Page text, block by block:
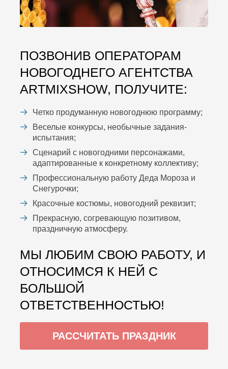
ПОЗВОНИВ ОПЕРАТОРАМ
НОВОГОДНЕГО АГЕНТСТВА
ARTMIXSHOW, ПОЛУЧИТЕ:
Четко продуманную новогоднюю программу;
Веселые конкурсы, необычные задания-
испытания;
Сценарий с новогодними персонажами,
адаптированные к конкретному коллективу;
Профессиональную работу Деда Мороза и
Снегурочки;
Красочные костюмы, новогодний реквизит;
Прекрасную, согревающую позитивом,
праздничную атмосферу.
МЫ ЛЮБИМ СВОЮ РАБОТУ, И
ОТНОСИМСЯ К НЕЙ С
БОЛЬШОЙ
ОТВЕТСТВЕННОСТЬЮ!
РАССЧИТАТЬ ПРАЗДНИК